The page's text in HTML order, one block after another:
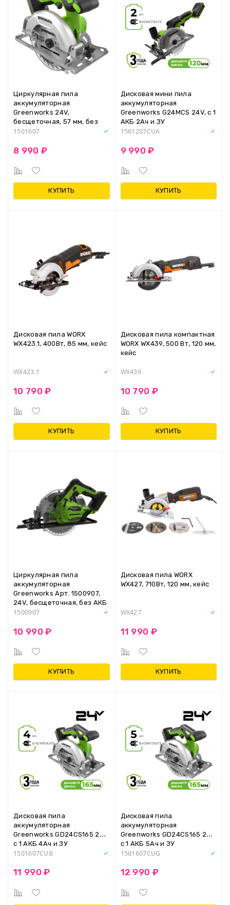
Циркулярная пила
аккумуляторная
Greenworks 24V,
бесщеточная, 57 мм, без
АКБ и ЗУ
1501607
8 990 ₽
КУПИТЬ
Дисковая мини пила
аккумуляторная
Greenworks G24MCS 24V, с 1
АКБ 2Ач и ЗУ
1501207CUA
9 990 ₽
КУПИТЬ
Дисковая пила WORX
WX423.1, 400Вт, 85 мм, кейс
WX423.1
10 790 ₽
КУПИТЬ
Дисковая пила компактная
WORX WX439, 500 Вт, 120 мм,
кейс
WX439
10 790 ₽
КУПИТЬ
Циркулярная пила
аккумуляторная
Greenworks Арт. 1500907,
24V, бесщеточная, без АКБ
и ЗУ
1500907
10 990 ₽
КУПИТЬ
Дисковая пила WORX
WX427, 710Вт, 120 мм, кейс
WX427
11 990 ₽
КУПИТЬ
Дисковая пила
аккумуляторная
Greenworks GD24CS165 24V,
с 1 АКБ 4Ач и ЗУ
1501607CUB
11 990 ₽
Дисковая пила
аккумуляторная
Greenworks GD24CS165 24V,
с 1 АКБ 5Ач и ЗУ
1501607CUG
12 990 ₽